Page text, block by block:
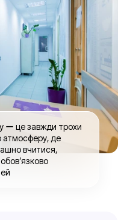
ー це завжди трохи
де
вчитися,